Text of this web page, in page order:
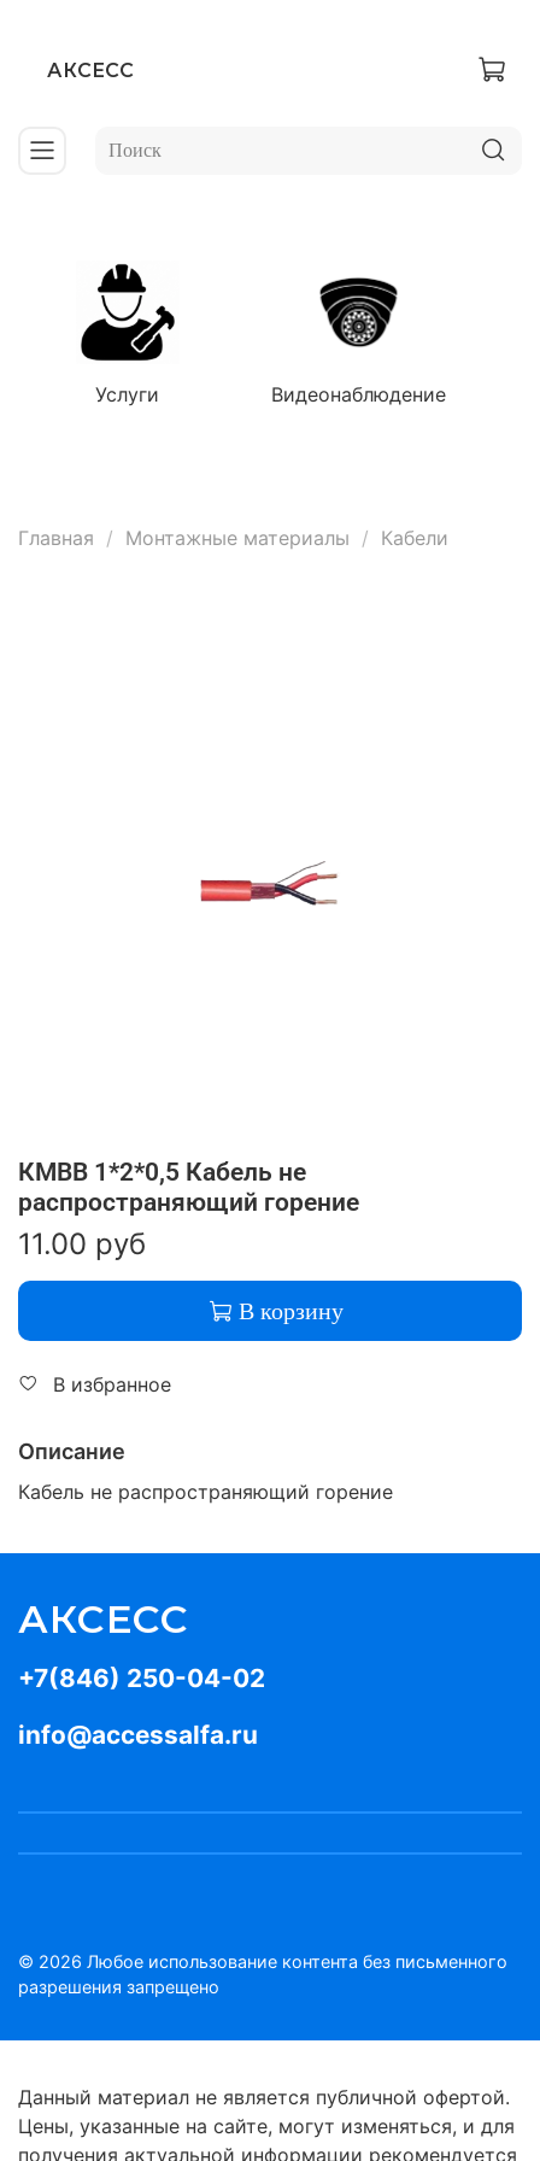
АКСЕСС
Услуги Видеонаблюдение
Главная Монтажные материалы Кабели
КМВВ 1*2*0,5 Кабель не
распространяющий горение
11.00 руб
В корзину
В избранное
Описание
Кабель не распространяющий горение
+7(846) 250-04-02
info@accessalfa.ru
АКСЕСС
© 2026 Любое использование контента без письменного
разрешения запрещено
Данный материал не является публичной офертой.
Цены, указанные на сайте, могут изменяться, и для
получения актуальной информации рекомендуется